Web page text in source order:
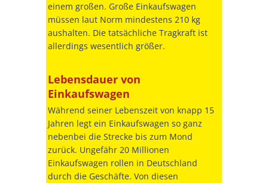
einem großen. Große Einkaufswagen
müssen laut Norm mindestens 210 kg
aushalten. Die tatsächliche Tragkraft ist
allerdings wesentlich größer.
Lebensdauer von
Einkaufswagen
Während seiner Lebenszeit von knapp 15
Jahren legt ein Einkaufswagen so ganz
nebenbei die Strecke bis zum Mond
zurück. Ungefähr 20 Millionen
Einkaufswagen rollen in Deutschland
durch die Geschäfte. Von diesen